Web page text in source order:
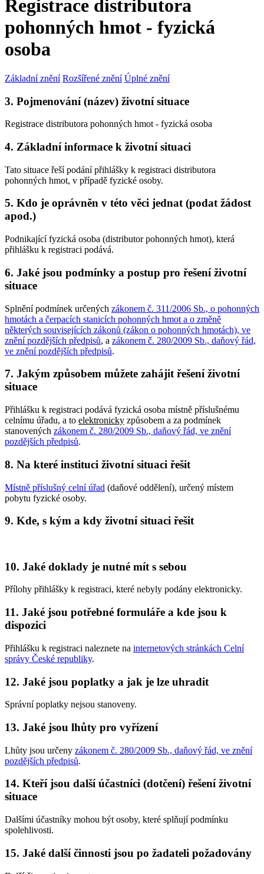
Registrace distributora
pohonných hmot - fyzická
osoba
Základní znění Rozšířené znění Úplné znění
3. Pojmenování (název) životní situace
Registrace distributora pohonných hmot - fyzická osoba
4. Základní informace k životní situaci
Tato situace řeší podání přihlášky k registraci distributora
pohonných hmot, v případě fyzické osoby.
5. Kdo je oprávněn v této věci jednat (podat žádost
apod.)
Podnikající fyzická osoba (distributor pohonných hmot), která
přihlášku k registraci podává.
6. Jaké jsou podmínky a postup pro řešení životní
situace
Splnění podmínek určených zákonem č. 311/2006 Sb., o pohonných
hmotách a čerpacích stanicích pohonných hmot a o změně
některých souvisejících zákonů (zákon o pohonných hmotách), ve
znění pozdějších předpisů, a zákonem č. 280/2009 Sb., daňový řád,
ve znění pozdějších předpisů.
7. Jakým způsobem můžete zahájit řešení životní
situace
Přihlášku k registraci podává fyzická osoba místně příslušnému
celnímu úřadu, a to elektronicky způsobem a za podmínek
stanovených zákonem č. 280/2009 Sb., daňový řád, ve znění
pozdějších předpisů.
8. Na které instituci životní situaci řešit
Místně příslušný celní úřad (daňové oddělení), určený místem
pobytu fyzické osoby.
9. Kde, s kým a kdy životní situaci řešit
10. Jaké doklady je nutné mít s sebou
Přílohy přihlášky k registraci, které nebyly podány elektronicky.
11. Jaké jsou potřebné formuláře a kde jsou k
dispozici
Přihlášku k registraci naleznete na internetových stránkách Celní
správy České republiky.
12. Jaké jsou poplatky a jak je lze uhradit
Správní poplatky nejsou stanoveny.
13. Jaké jsou lhůty pro vyřízení
Lhůty jsou určeny zákonem č. 280/2009 Sb., daňový řád, ve znění
pozdějších předpisů.
14. Kteří jsou další účastníci (dotčení) řešení životní
situace
Dalšími účastníky mohou být osoby, které splňují podmínku
spolehlivosti.
15. Jaké další činnosti jsou po žadateli požadovány